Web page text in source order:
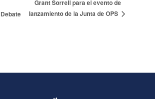
Grant Sorrell para el evento de
lanzamiento de la Junta de OPS